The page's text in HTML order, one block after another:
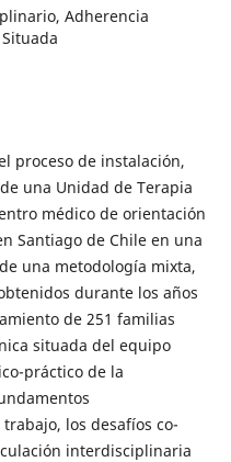
Adherencia
proceso de instalación,
una Unidad de Terapia
médico de orientación
Santiago de Chile en una
una metodología mixta,
durante los años
de 251 familias
situada del equipo
práctico de la
los desafíos co-
interdisciplinaria